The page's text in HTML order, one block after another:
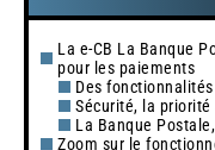
La e-CB La Banque
pour les paiements
Des
Sécurité, la
La Banque
Zoom sur le